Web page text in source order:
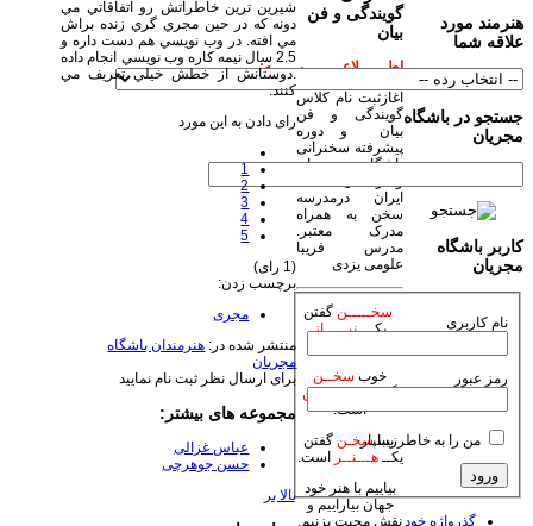
شيرين ترين خاطراتش رو اتفاقاتي مي
دونه كه در حين مجري گري زنده براش
مي افته. در وب نويسي هم دست داره و
2.5 سال نيمه كاره وب نويسي انجام داده
.دوستانش از خطش خيلي تعريف مي
كنند.
رای دادن به این مورد
1
2
3
4
5
(1 رای)
برچسب زدن:
مجری
منتشر شده در: هنرمندان باشگاه
مجریان
برای ارسال نظر ثبت نام نمایید
مجموعه های بیشتر:
عباس غزالی
حسن جوهرچی
بالا بر
گویندگی و فن
بیان
اطــــــلاعــــــــیــــــه:
آغازثبت نام کلاس
گویندگی و فن
بیان و دوره
پیشرفته سخنرانی
باشگاه مجریان
ایران درمدرسه
سخن به همراه
مدرک معتبر.
مدرس فریبا
علومی یزدی
سخـــــنگفتن
یکـــنیـــــاز
خوب سخــن
گفتن یکـفـــــن
است.
زیباسخـن گفتن
یکــهـــنــر
است.
بیاییم با هنر خود
جهان بیاراییم و
نقش محبت بزنیم.
هنرمند مورد
علاقه شما
جستجو در باشگاه
مجریان
کاربر باشگاه
مجریان
نام کاربری
رمز عبور
من را به خاطر بسپار
گذرواژه خود